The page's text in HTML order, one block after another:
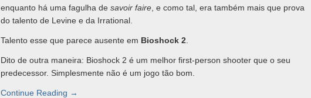
enquanto há uma fagulha de savoir faire, e como tal, era também mais que prova
do talento de Levine e da Irrational.
Talento esse que parece ausente em Bioshock 2.
Dito de outra maneira: Bioshock 2 é um melhor first-person shooter que o seu
predecessor. Simplesmente não é um jogo tão bom.
Continue Reading →